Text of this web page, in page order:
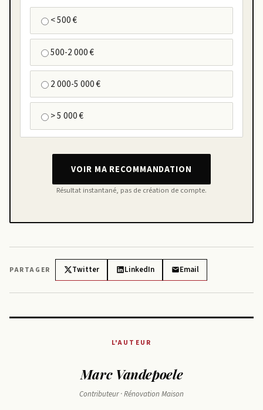
< 500 €
500-2 000 €
2 000-5 000 €
> 5 000 €
VOIR MA RECOMMANDATION
Résultat instantané, pas de création de compte.
PARTAGER Twitter LinkedIn Email
L'AUTEUR
Marc Vandepoele
Contributeur · Rénovation Maison